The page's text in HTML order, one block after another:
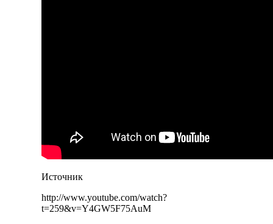
Источник
http://www.youtube.com/watch?
t=259&v=Y4GW5F75AuM